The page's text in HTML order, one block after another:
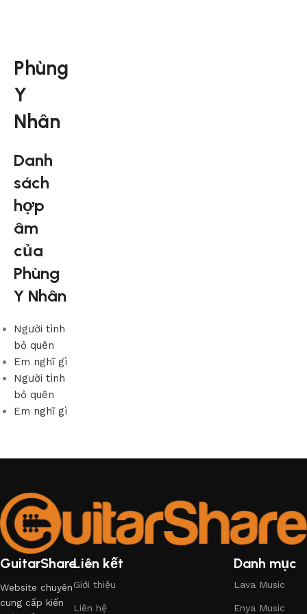
Phùng
Y
Nhân
Danh
sách
hợp
âm
của
Phùng
Y Nhân
Người tình
bỏ quên
Em nghĩ gì
Người tình
bỏ quên
Em nghĩ gì
GuitarShare
Website chuyên
cung cấp kiến
Liên kết
Giới thiệu
Liên hệ
Danh mục
Lava Music
Enya Music